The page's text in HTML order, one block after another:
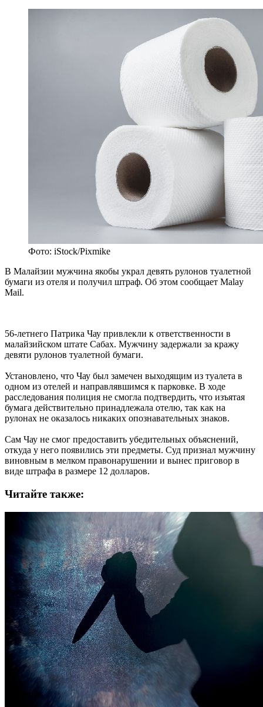
Фото: iStock/Pixmike
В Малайзии мужчина якобы украл девять рулонов туалетной
бумаги из отеля и получил штраф. Об этом сообщает Malay
Mail.
56-летнего Патрика Чау привлекли к ответственности в
малайзийском штате Сабах. Мужчину задержали за кражу
девяти рулонов туалетной бумаги.
Установлено, что Чау был замечен выходящим из туалета в
одном из отелей и направлявшимся к парковке. В ходе
расследования полиция не смогла подтвердить, что изъятая
бумага действительно принадлежала отелю, так как на
рулонах не оказалось никаких опознавательных знаков.
Сам Чау не смог предоставить убедительных объяснений,
откуда у него появились эти предметы. Суд признал мужчину
виновным в мелком правонарушении и вынес приговор в
виде штрафа в размере 12 долларов.
Читайте также: